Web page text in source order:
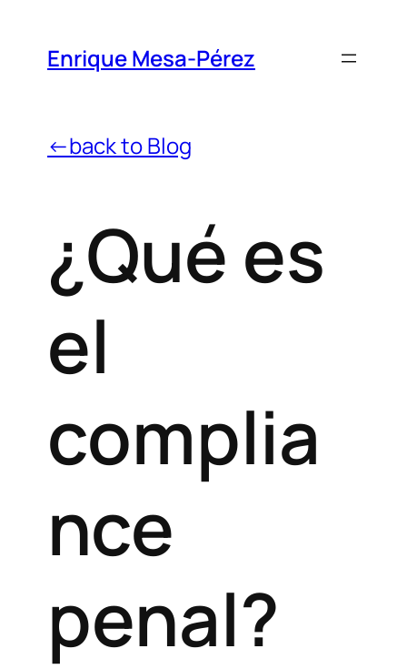
Enrique Mesa-Pérez
←back to Blog
¿Qué es
el
complia
nce
penal?